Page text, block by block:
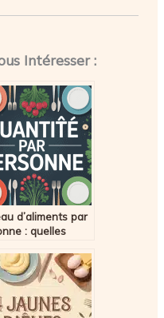
Intéresser :
d’aliments par
: quelles